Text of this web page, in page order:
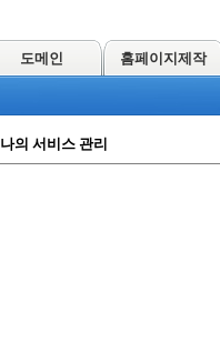
도메인 홈페이지제작
나의 서비스 관리